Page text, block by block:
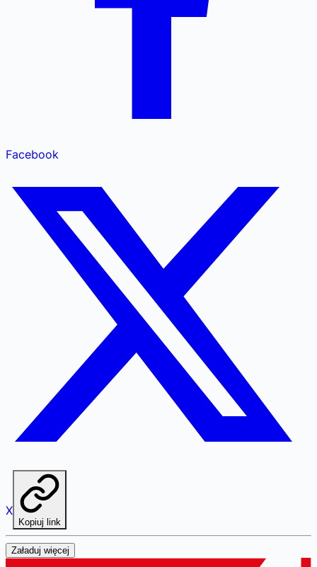
Facebook
X
Kopiuj link
Załaduj więcej